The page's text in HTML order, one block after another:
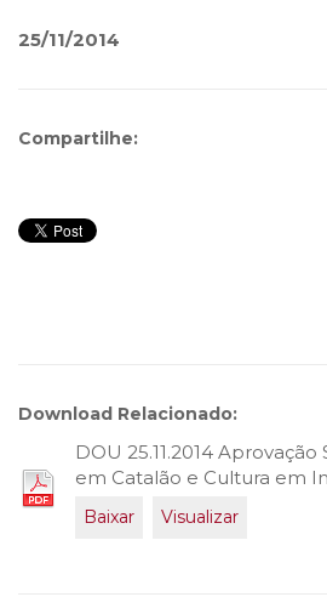
25/11/2014
Compartilhe:
Download Relacionado:
DOU 25.11.2014
em Catalão e Cultura em
Baixar Visualizar